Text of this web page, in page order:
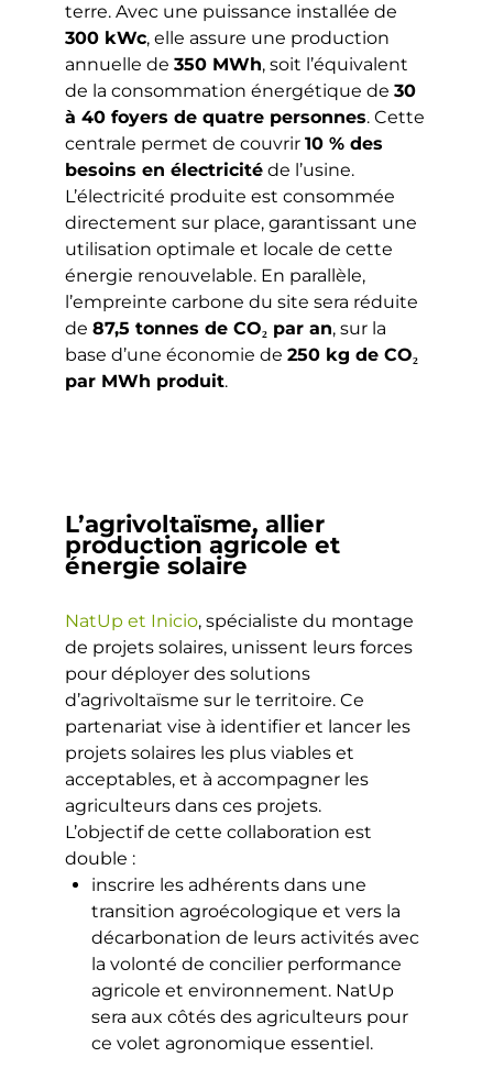
terre. Avec une puissance installée de
300 kWc, elle assure une production
annuelle de350 MWh, soit l’équivalent
de la consommation énergétique de30
à 40 foyers de quatre personnes. Cette
centrale permet de couvrir10 % des
besoins en électricité de l’usine.
L’électricité produite est consommée
directement sur place, garantissant une
utilisation optimale et locale de cette
énergie renouvelable. En parallèle,
l’empreinte carbone du site sera réduite
de87,5 tonnes de CO₂ par an, sur la
base d’une économie de250 kg de CO₂
par MWh produit.
L’agrivoltaïsme, allier
production agricole et
énergie solaire
NatUp et Inicio, spécialiste du montage
de projets solaires, unissent leurs forces
pour déployer des solutions
d’agrivoltaïsme sur le territoire. Ce
partenariat vise à identifier et lancer les
projets solaires les plus viables et
acceptables, et à accompagner les
agriculteurs dans ces projets.
L’objectif de cette collaboration est
double :
inscrire les adhérents dans une
transition agroécologique et vers la
décarbonation de leurs activités avec
la volonté de concilier performance
agricole et environnement. NatUp
sera aux côtés des agriculteurs pour
ce volet agronomique essentiel.